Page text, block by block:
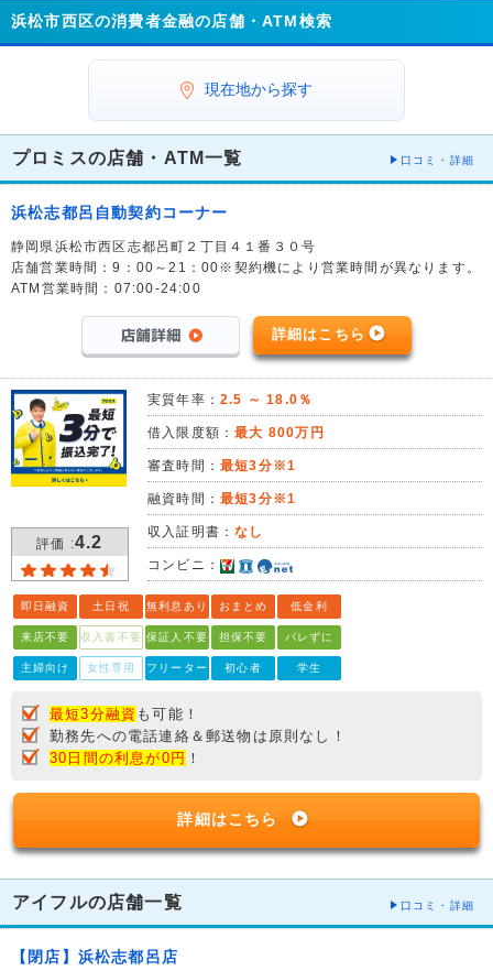
浜松市西区の消費者金融の店舗・ATM検索
現在地から探す
プロミスの店舗・ATM一覧 口コミ・詳細
浜松志都呂自動契約コーナー
静岡県浜松市西区志都呂町２丁目４１番３０号
店舗営業時間：9：00～21：00※契約機により営業時間が異なります。
ATM営業時間：07:00-24:00
詳細はこちら
評価 :4.2
実質年率： 2.5 ～ 18.0％
借入限度額：最大 800万円
審査時間： 最短3分※1
融資時間： 最短3分※1
収入証明書：なし
コンビニ：
即日融資 土日祝 無利息あり おまとめ 低金利
来店不要 収入書不要 保証人不要 担保不要 バレずに
主婦向け 女性専用 フリーター 初心者 学生
最短3分融資 も可能！
勤務先への電話連絡＆郵送物は原則なし！
30日間の利息が0円 ！
詳細はこちら
アイフルの店舗一覧 口コミ・詳細
【閉店】浜松志都呂店